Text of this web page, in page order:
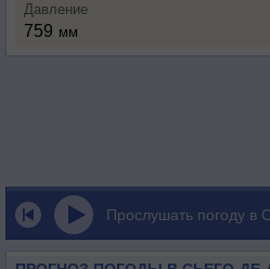
Давление
759 мм
Прослушать погоду в